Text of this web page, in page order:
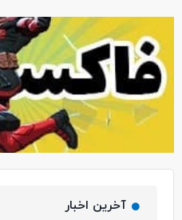
آخرین اخبار